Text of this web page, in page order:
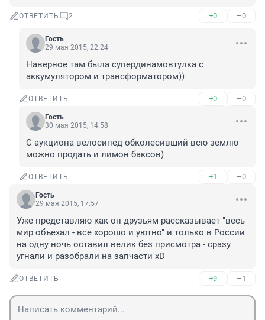
ОТВЕТИТЬ 2 +0 –0
Гость
29 мая 2015, 22:24
Наверное там была супердинамовтулка с
аккумулятором и трансформатором))
ОТВЕТИТЬ +0 –0
Гость
30 мая 2015, 14:58
С аукциона велосипед обколесивший всю землю
можно продать и лимон баксов)
ОТВЕТИТЬ +1 –0
Гость
29 мая 2015, 17:57
Уже представляю как он друзьям рассказывает "весь
мир объехал - все хорошо и уютно" и только в России
на одну ночь оставил велик без присмотра - сразу
угнали и разобрали на запчасти xD
ОТВЕТИТЬ +9 –1